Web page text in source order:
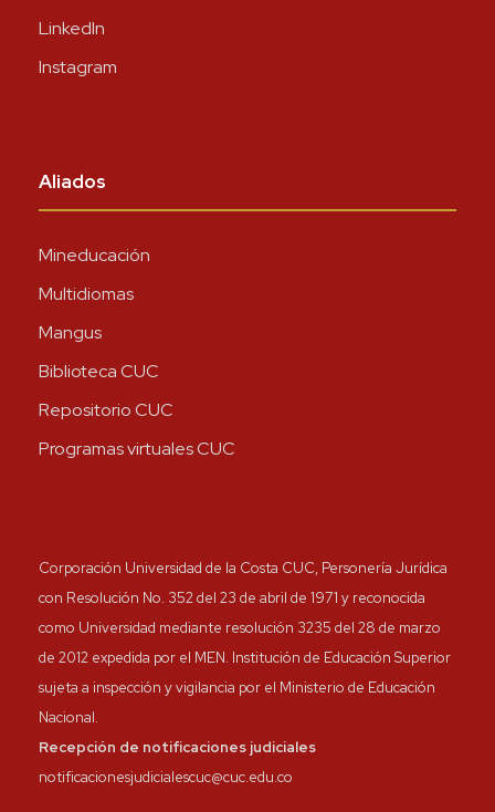
LinkedIn
Instagram
Aliados
Mineducación
Multidiomas
Mangus
Biblioteca CUC
Repositorio CUC
Programas virtuales CUC
Corporación Universidad de la Costa CUC, Personería Jurídica
con Resolución No. 352 del 23 de abril de 1971 y reconocida
como Universidad mediante resolución 3235 del 28 de marzo
de 2012 expedida por el MEN. Institución de Educación Superior
sujeta a inspección y vigilancia por el Ministerio de Educación
Nacional.
Recepción de notificaciones judiciales
notificacionesjudicialescuc@cuc.edu.co